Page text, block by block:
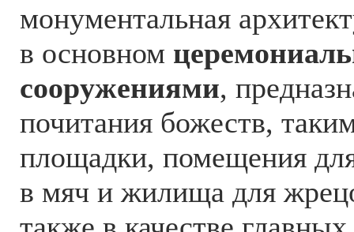
монументальная
в основном
сооружениями,
почитания божеств,
площадки, помещения
в мяч и жилища для